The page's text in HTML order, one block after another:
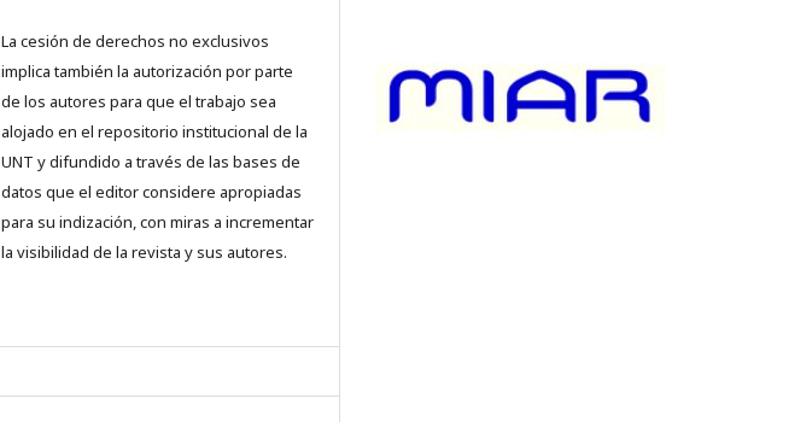
La cesión de derechos no exclusivos
implica también la autorización por parte
de los autores para que el trabajo sea
alojado en el repositorio institucional de la
UNT y difundido a través de las bases de
datos que el editor considere apropiadas
para su indización, con miras a incrementar
la visibilidad de la revista y sus autores.